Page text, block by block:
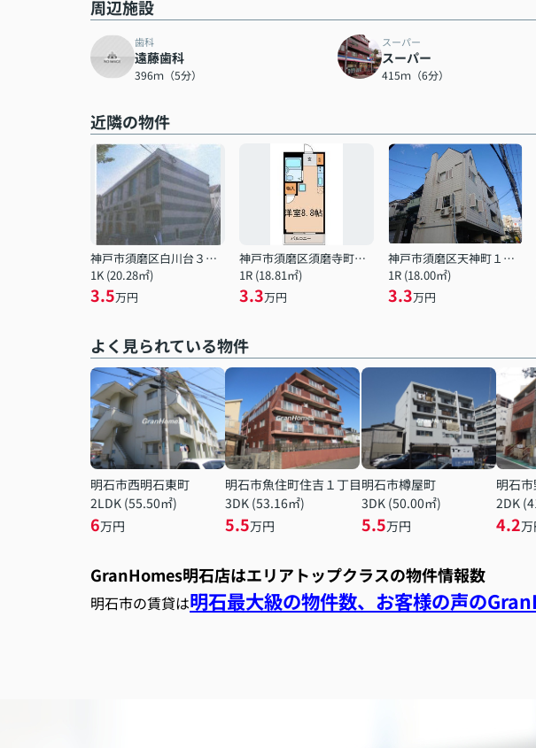
周辺施設
歯科
遠藤歯科
396ｍ（5分）
スーパー
スーパー
415ｍ（6分）
近隣の物件
神戸市須磨区白川台３丁目
1K (20.28㎡)
3.5万円
神戸市須磨区須磨寺町５丁目
1R (18.81㎡)
3.3万円
神戸市須磨区天神町１丁目
1R (18.00㎡)
3.3万円
よく見られている物件
明石市西明石東町
2LDK (55.50㎡)
6万円
明石市魚住町住吉１丁目
3DK (53.16㎡)
5.5万円
明石市樽屋町
3DK (50.00㎡)
5.5万円
明石
2DK
4.2
GranHomes明石店はエリアトップクラスの物件情報数
明石市の賃貸は明石最大級の物件数、お客様の声の